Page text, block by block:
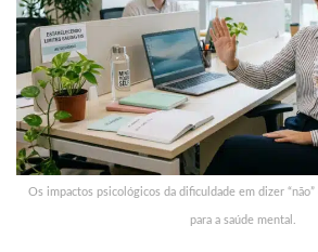
Os impactos psicológicos da dificuldade em dizer
para a saúde mental.